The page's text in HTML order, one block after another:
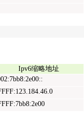
Ipv6缩略地址